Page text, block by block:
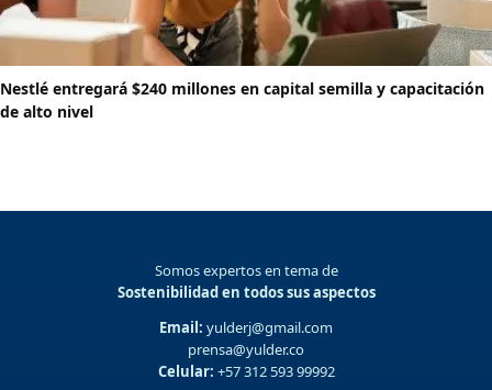
Nestlé entregará $240 millones en capital semilla y capacitación
de alto nivel
Somos expertos en tema de
Sostenibilidad en todos sus aspectos
Email: yulderj@gmail.com
prensa@yulder.co
Celular: +57 312 593 99992